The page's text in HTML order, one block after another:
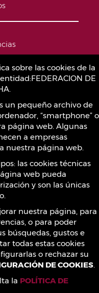
sobre las cookies de la
DE
un pequeño archivo de
“smartphone” o
página web. Algunas
a empresas
nuestra página web.
las cookies técnicas
web pueda
y son las únicas
nuestra página, para
o para poder
búsquedas, gustos e
todas estas cookies
o rechazar su
DE COOKIES.
la POLÍTICA DE